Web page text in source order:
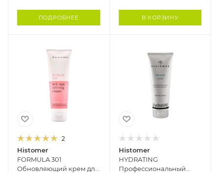
ПОДРОБНЕЕ В КОРЗИНУ
2
Histomer
FORMULA 301
Обновляющий крем для
Histomer
HYDRATING
Профессиональный